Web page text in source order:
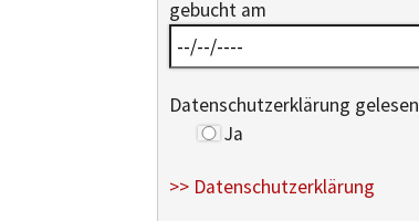
gebucht am
Datenschutzerklärung gelesen
Ja
>> Datenschutzerklärung